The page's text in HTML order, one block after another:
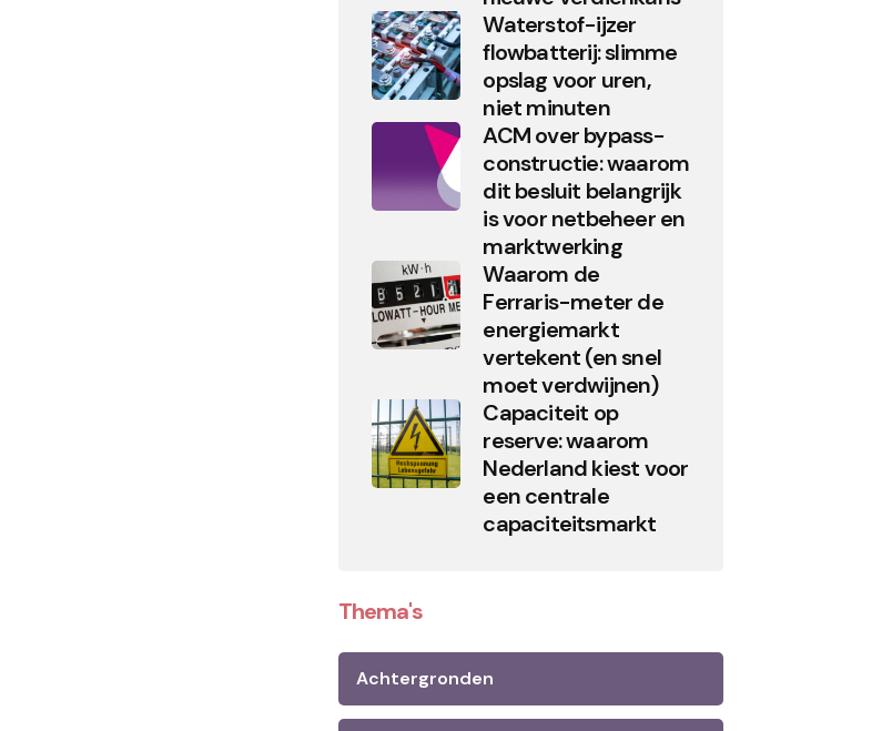
Waterstof-ijzer
flowbatterij: slimme
opslag voor uren,
niet minuten
ACM over bypass-
constructie: waarom
dit besluit belangrijk
is voor netbeheer en
marktwerking
Waarom de
Ferraris-meter de
energiemarkt
vertekent (en snel
moet verdwijnen)
Capaciteit op
reserve: waarom
Nederland kiest voor
een centrale
capaciteitsmarkt
Thema's
Achtergronden